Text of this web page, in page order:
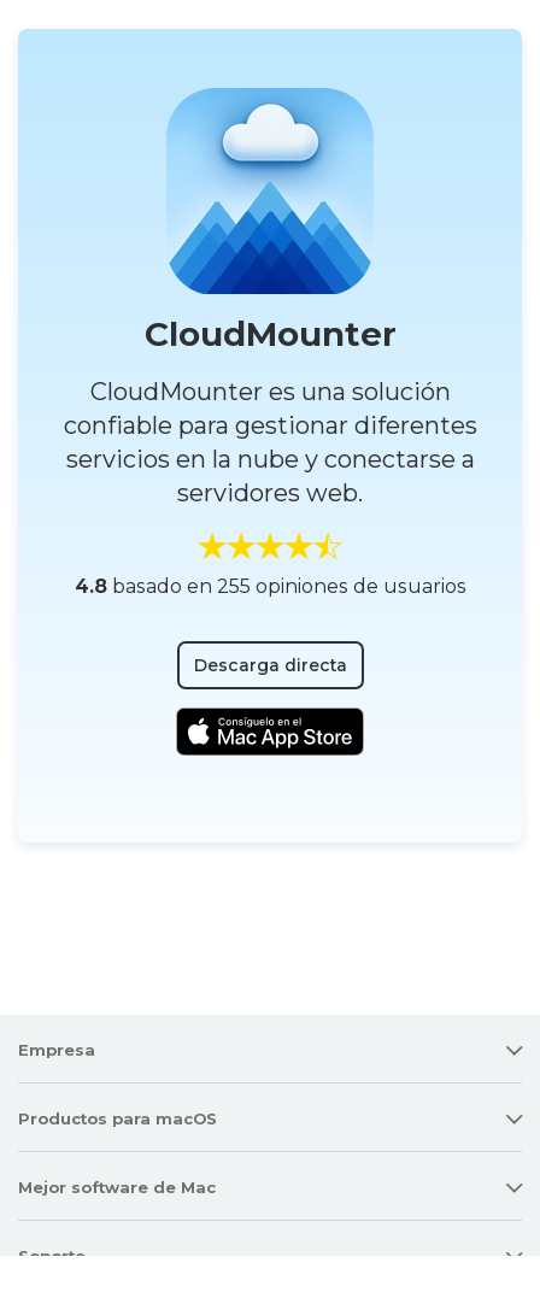
CloudMounter
CloudMounter es una solución
confiable para gestionar diferentes
servicios en la nube y conectarse a
servidores web.
4.8basado en 255 opiniones de usuarios
Descarga directa
Empresa
Productos para macOS
Mejor software de Mac
Soporte